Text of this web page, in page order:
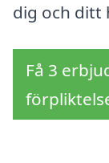
dig och ditt
Få 3